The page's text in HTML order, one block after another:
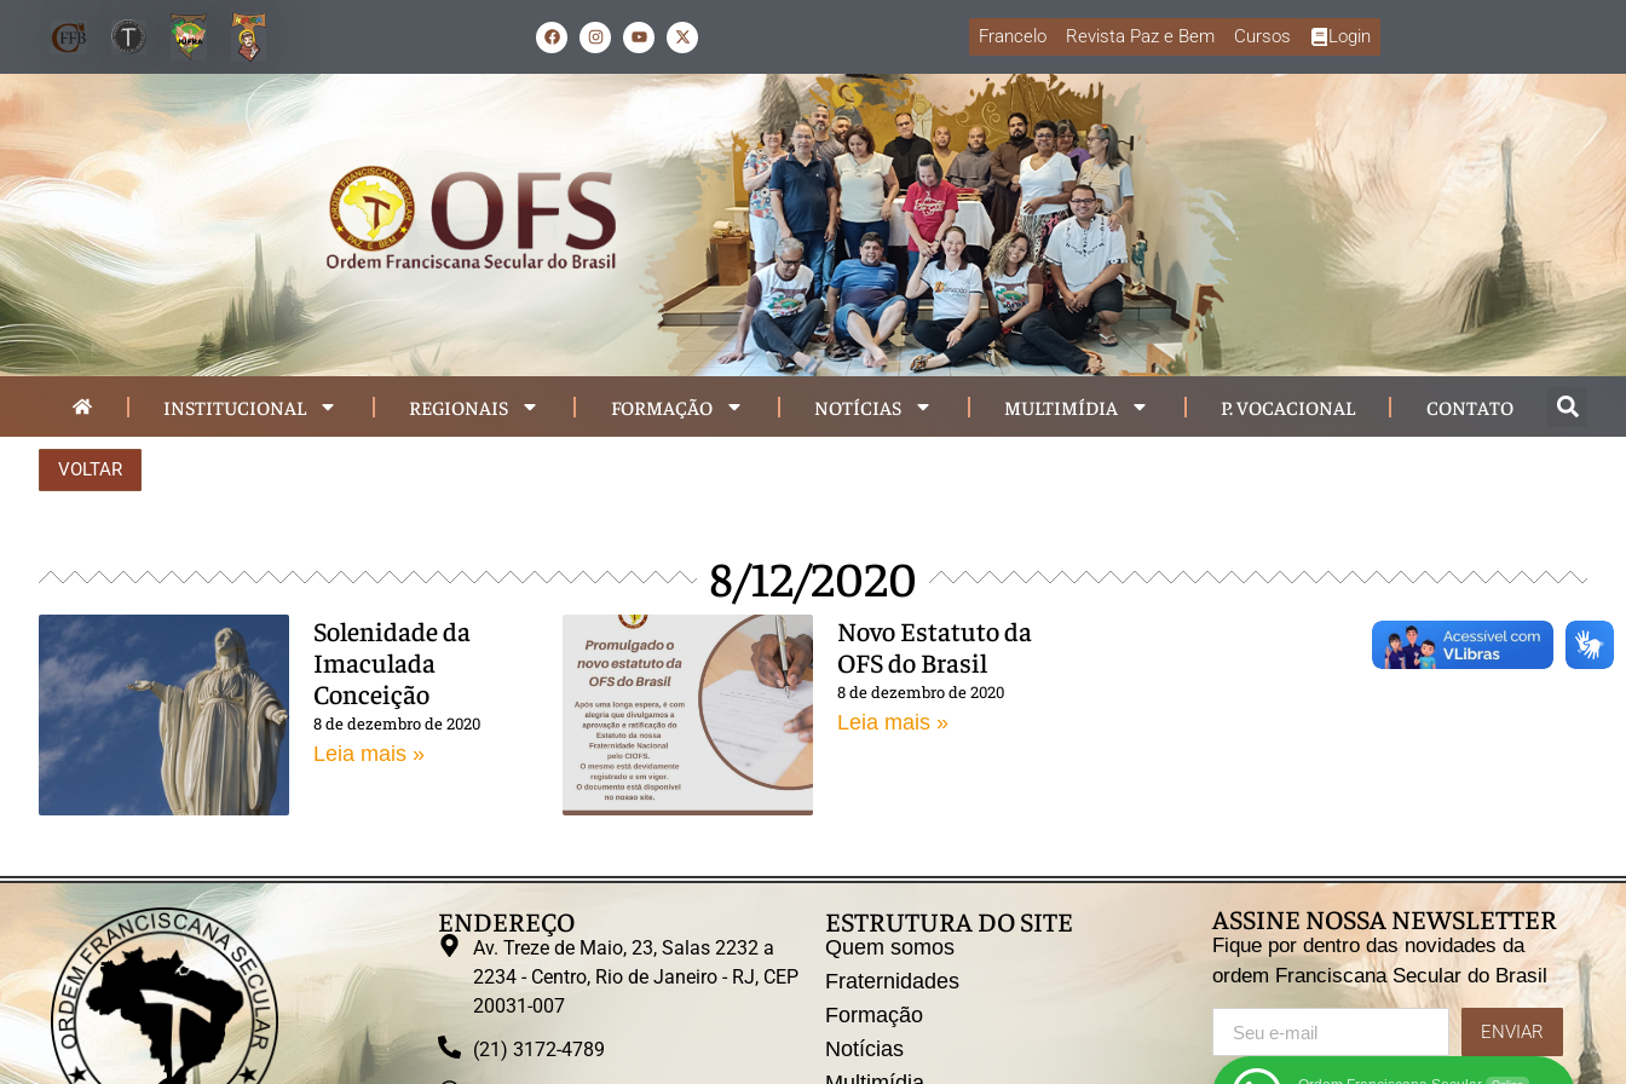
Francelo Revista Paz e Bem Cursos Login
INSTITUCIONAL REGIONAIS FORMAÇÃO NOTÍCIAS MULTIMÍDIA P. VOCACIONAL CONTATO
VOLTAR
8/12/2020
Solenidade da
Imaculada
Conceição
8 de dezembro de 2020
Leia mais »
Novo Estatuto da
OFS do Brasil
8 de dezembro de 2020
Leia mais »
ENDEREÇO
Av. Treze de Maio, 23, Salas 2232 a
2234 - Centro, Rio de Janeiro - RJ, CEP
20031-007
(21) 3172-4789
ESTRUTURA DO SITE
Quem somos
Fraternidades
Formação
Notícias
ASSINE NOSSA NEWSLETTER
Fique por dentro das novidades da
ordem Franciscana Secular do Brasil
ENVIAR